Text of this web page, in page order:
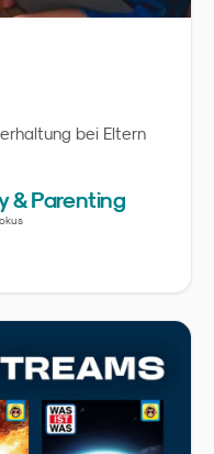
bei Eltern
& Parenting